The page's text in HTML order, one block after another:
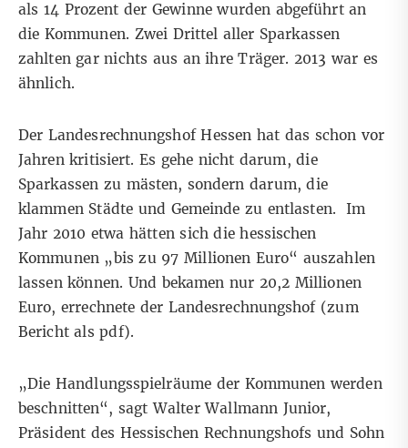
als 14 Prozent der Gewinne wurden abgeführt an
die Kommunen. Zwei Drittel aller Sparkassen
zahlten gar nichts aus an ihre Träger. 2013 war es
ähnlich.
Der Landesrechnungshof Hessen hat das schon vor
Jahren kritisiert. Es gehe nicht darum, die
Sparkassen zu mästen, sondern darum, die
klammen Städte und Gemeinde zu entlasten. Im
Jahr 2010 etwa hätten sich die hessischen
Kommunen „bis zu 97 Millionen Euro“ auszahlen
lassen können. Und bekamen nur 20,2 Millionen
Euro, errechnete der Landesrechnungshof (zum
Bericht als pdf).
„Die Handlungsspielräume der Kommunen werden
beschnitten“, sagt Walter Wallmann Junior,
Präsident des Hessischen Rechnungshofs und Sohn